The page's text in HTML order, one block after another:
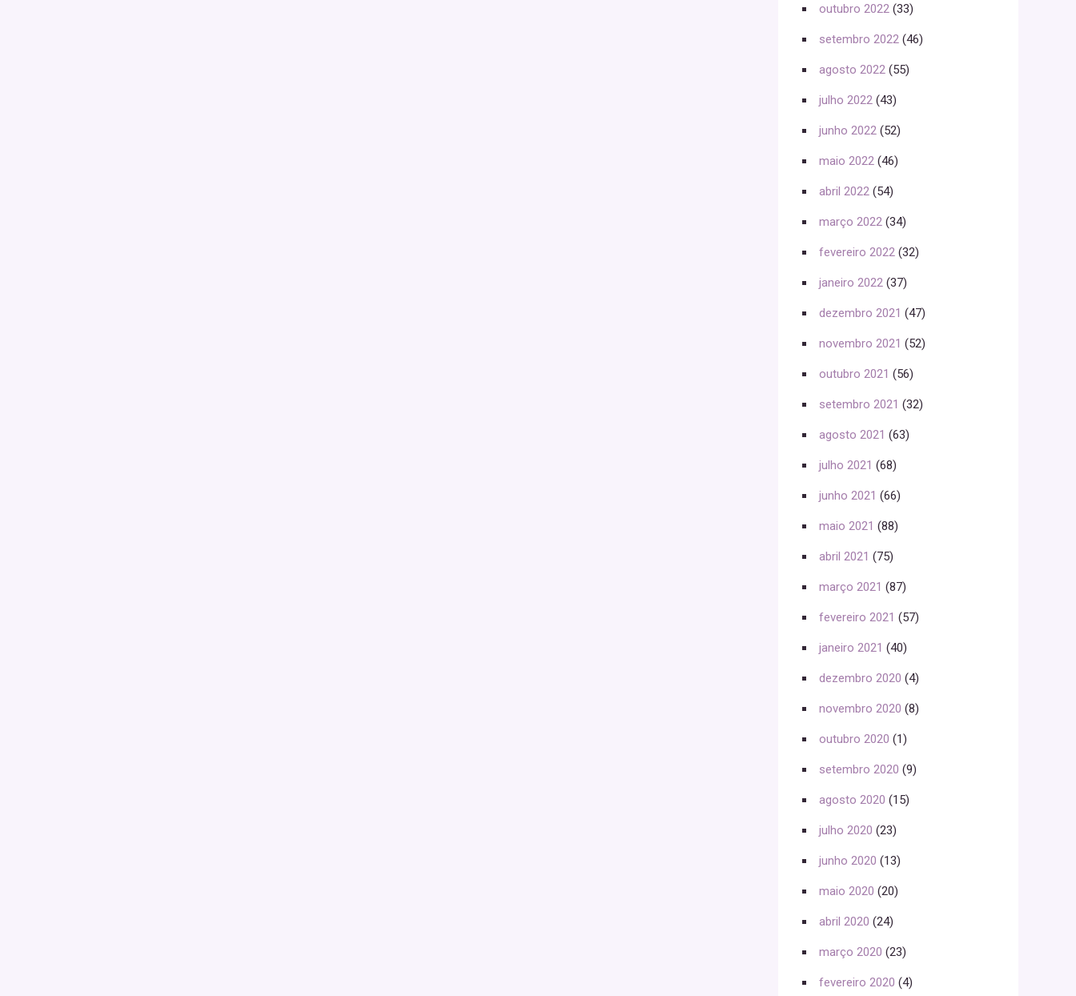
outubro 2022 (33)
setembro 2022 (46)
agosto 2022 (55)
julho 2022 (43)
junho 2022 (52)
maio 2022 (46)
abril 2022 (54)
março 2022 (34)
fevereiro 2022 (32)
janeiro 2022 (37)
dezembro 2021 (47)
novembro 2021 (52)
outubro 2021 (56)
setembro 2021 (32)
agosto 2021 (63)
julho 2021 (68)
junho 2021 (66)
maio 2021 (88)
abril 2021 (75)
março 2021 (87)
fevereiro 2021 (57)
janeiro 2021 (40)
dezembro 2020 (4)
novembro 2020 (8)
outubro 2020 (1)
setembro 2020 (9)
agosto 2020 (15)
julho 2020 (23)
junho 2020 (13)
maio 2020 (20)
abril 2020 (24)
março 2020 (23)
fevereiro 2020 (4)